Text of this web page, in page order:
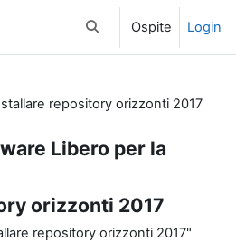
Attiva/disattiva input di
Ospite Login
repository orizzonti 2017
Libero per la
orizzonti 2017
repository orizzonti 2017"